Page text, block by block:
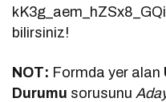
bilirsiniz!
NOT: Formda yer alan
Durumu sorusunu